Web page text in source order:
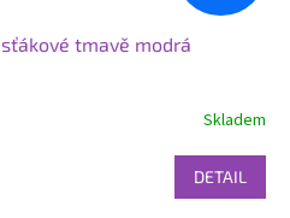
tmavě modrá
Skladem
DETAIL